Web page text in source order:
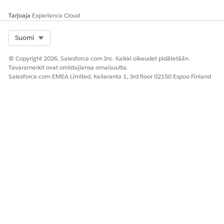
RATKAISIKO TÄMÄ ARTIKKELI ONGELMASI?
Anna palautetta, jotta voimme kehittyä!
Kyllä Ei
Tarjoaja Experience Cloud
Suomi
© Copyright 2026, Salesforce.com Inc. Kaikki oikeudet pidätetään.
Tavaramerkit ovat omistajiensa omaisuutta.
Salesforce.com EMEA Limited, Keilaranta 1, 3rd floor 02150 Espoo Finland